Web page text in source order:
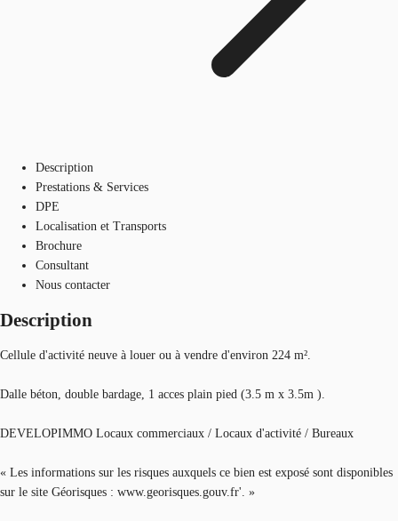
Description
Prestations & Services
DPE
Localisation et Transports
Brochure
Consultant
Nous contacter
Description
Cellule d'activité neuve à louer ou à vendre d'environ 224 m².
Dalle béton, double bardage, 1 acces plain pied (3.5 m x 3.5m ).
DEVELOPIMMO Locaux commerciaux / Locaux d'activité / Bureaux
« Les informations sur les risques auxquels ce bien est exposé sont disponibles
sur le site Géorisques : www.georisques.gouv.fr'. »